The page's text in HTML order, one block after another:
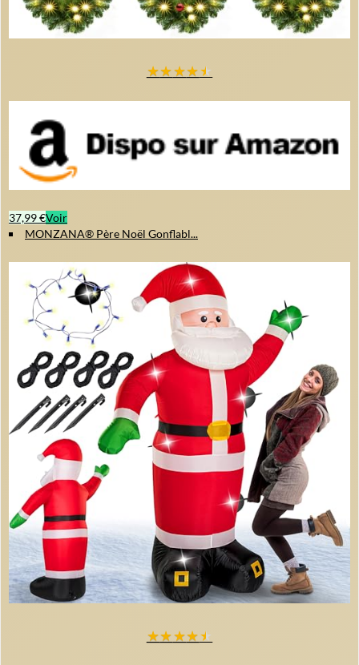
★★★★★
37,99 €Voir
MONZANA® Père Noël Gonflabl...
★★★★★